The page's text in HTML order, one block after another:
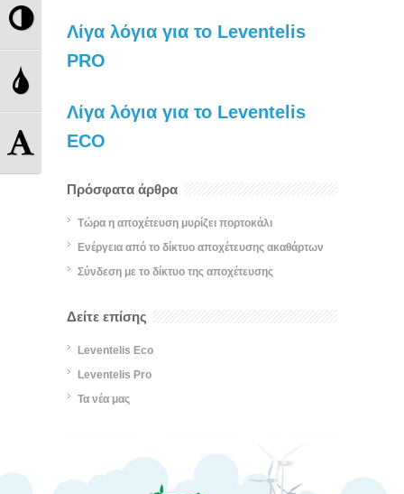
Εναλλαγή
Υψηλής
Αντίθεσης
Εναλλαγή
Διαβάθμισης
Γκρι
Εναλλαγή
Μεγέθους
Γραμμάτων
Λίγα λόγια για το Leventelis
PRO
Λίγα λόγια για το Leventelis
ECO
Πρόσφατα άρθρα
Τώρα η αποχέτευση μυρίζει πορτοκάλι
Ενέργεια από το δίκτυο αποχέτευσης ακαθάρτων
Σύνδεση με το δίκτυο της αποχέτευσης
Δείτε επίσης
Leventelis Eco
Leventelis Pro
Τα νέα μας